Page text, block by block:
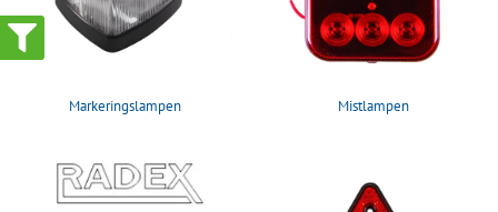
Markeringslampen Mistlampen